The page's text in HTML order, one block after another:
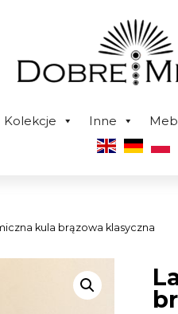
Kolekcje Inne
kula brązowa klasyczna